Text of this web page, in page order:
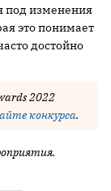
под изменения
это понимает
достойно
2022
конкурса.